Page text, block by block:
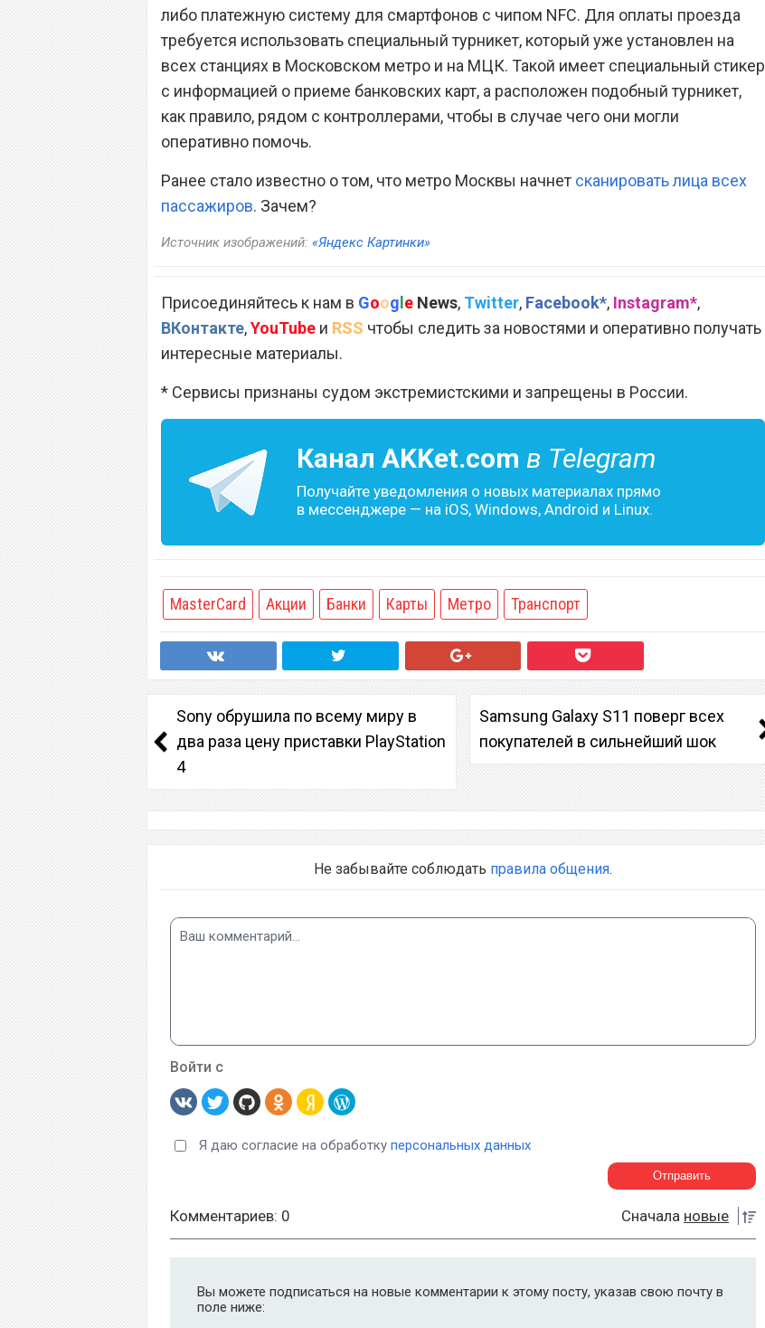
либо платежную систему для смартфонов с чипом NFC. Для оплаты проезда
требуется использовать специальный турникет, который уже установлен на
всех станциях в Московском метро и на МЦК. Такой имеет специальный стикер
с информацией о приеме банковских карт, а расположен подобный турникет,
как правило, рядом с контроллерами, чтобы в случае чего они могли
оперативно помочь.
Ранее стало известно о том, что метро Москвы начнет сканировать лица всех
пассажиров. Зачем?
Источник изображений: «Яндекс Картинки»
Присоединяйтесь к нам в Google News, Twitter, Facebook*, Instagram*,
ВКонтакте,YouTube и RSS чтобы следить за новостями и оперативно получать
интересные материалы.
* Сервисы признаны судом экстремистскими и запрещены в России.
Канал AKKet.com в Telegram
Получайте уведомления о новых материалах прямо
в мессенджере — на iOS, Windows, Android и Linux.
MasterCard Акции Банки Карты Метро Транспорт
Sony обрушила по всему миру в
два раза цену приставки PlayStation
4
Samsung Galaxy S11 поверг всех
покупателей в сильнейший шок
Не забывайте соблюдать правила общения.
Войти с
Я даю согласие на обработку персональных данных
Комментариев: 0 Сначала новые
Вы можете подписаться на новые комментарии к этому посту, указав свою почту в
поле ниже: